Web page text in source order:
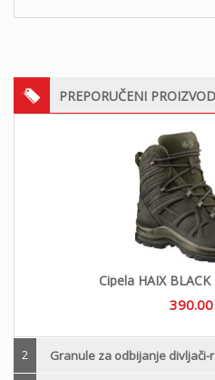
PREPORUČENI
Cipela HAIX BLACK
390.00
2 Granule za odbijanje divljači-